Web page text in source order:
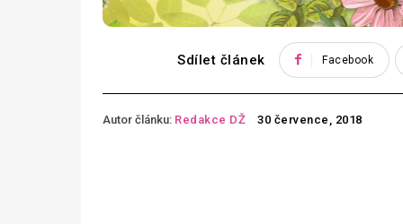
Sdílet článek Facebook
Autor článku: Redakce DŽ 30 července, 2018